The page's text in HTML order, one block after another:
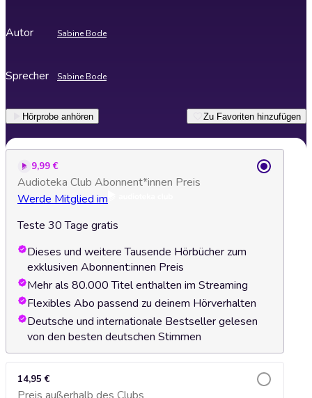
Autor Sabine Bode
Sprecher Sabine Bode
Hörprobe anhören Zu Favoriten hinzufügen
9,99 €
Audioteka Club Abonnent*innen Preis
Werde Mitglied im
Teste 30 Tage gratis
Dieses und weitere Tausende Hörbücher zum
exklusiven Abonnent:innen Preis
Mehr als 80.000 Titel enthalten im Streaming
Flexibles Abo passend zu deinem Hörverhalten
Deutsche und internationale Bestseller gelesen
von den besten deutschen Stimmen
14,95 €